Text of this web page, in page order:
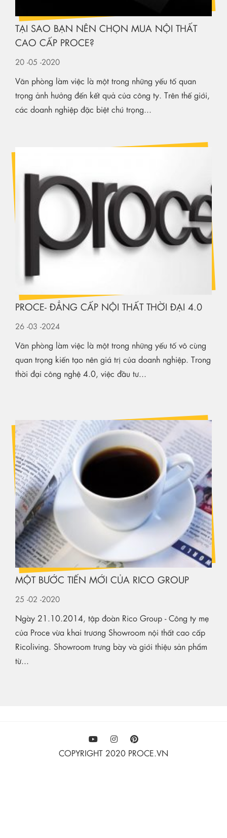
TẠI SAO BẠN NÊN CHỌN MUA NỘI THẤT
CAO CẤP PROCE?
20 -05 -2020
Văn phòng làm việc là một trong những yếu tố quan
trọng ảnh hưởng đến kết quả của công ty. Trên thế giới,
các doanh nghiệp đặc biệt chú trọng...
PROCE- ĐẲNG CẤP NỘI THẤT THỜI ĐẠI 4.0
26 -03 -2024
Văn phòng làm việc là một trong những yếu tố vô cùng
quan trọng kiến tạo nên giá trị của doanh nghiệp. Trong
thời đại công nghệ 4.0, việc đầu tư...
MỘT BƯỚC TIẾN MỚI CỦA RICO GROUP
25 -02 -2020
Ngày 21.10.2014, tập đoàn Rico Group - Công ty mẹ
của Proce vừa khai trương Showroom nội thất cao cấp
Ricoliving. Showroom trưng bày và giới thiệu sản phẩm
từ...
COPYRIGHT 2020 PROCE.VN